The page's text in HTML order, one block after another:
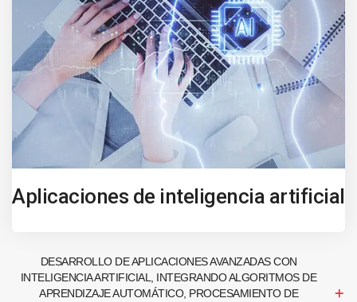
Aplicaciones de inteligencia artificial
DESARROLLO DE APLICACIONES AVANZADAS CON
INTELIGENCIA ARTIFICIAL, INTEGRANDO ALGORITMOS DE
APRENDIZAJE AUTOMÁTICO, PROCESAMIENTO DE